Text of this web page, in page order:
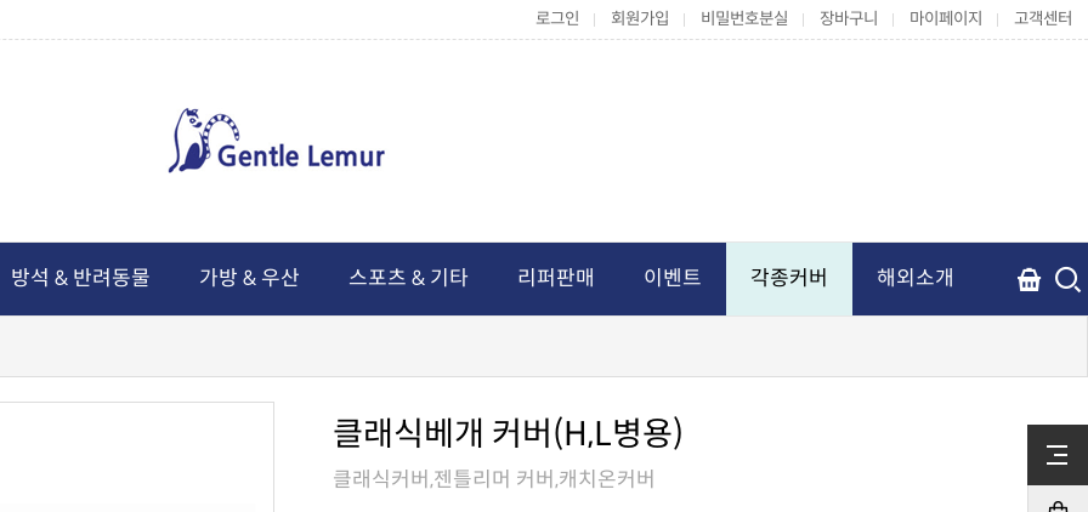
로그인 회원가입 비밀번호분실 장바구니 마이페이지 고객센터
방석 & 반려동물 가방 & 우산 스포츠 & 기타 리퍼판매 이벤트 각종커버 해외소개
클래식베개 커버(H,L병용)
클래식커버,젠틀리머 커버,캐치온커버